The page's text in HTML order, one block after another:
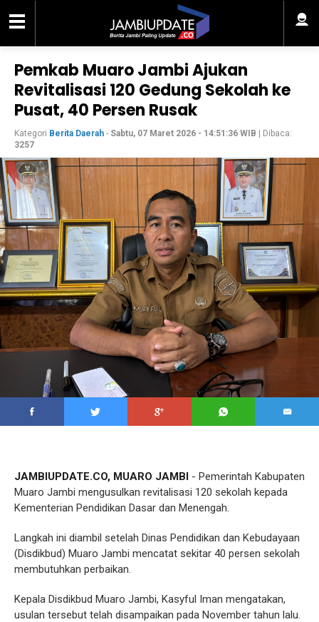
Pemkab Muaro Jambi Ajukan
Revitalisasi 120 Gedung Sekolah ke
Pusat, 40 Persen Rusak
Kategori Berita Daerah - Sabtu, 07 Maret 2026 - 14:51:36 WIB | Dibaca:
3257
JAMBIUPDATE.CO, MUARO JAMBI - Pemerintah Kabupaten
Muaro Jambi mengusulkan revitalisasi 120 sekolah kepada
Kementerian Pendidikan Dasar dan Menengah.
Langkah ini diambil setelah Dinas Pendidikan dan Kebudayaan
(Disdikbud) Muaro Jambi mencatat sekitar 40 persen sekolah
membutuhkan perbaikan.
Kepala Disdikbud Muaro Jambi, Kasyful Iman mengatakan,
usulan tersebut telah disampaikan pada November tahun lalu.